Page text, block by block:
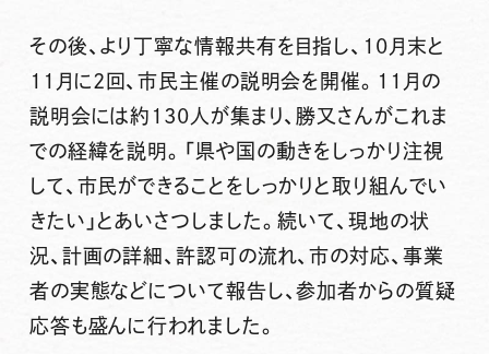
その後、より丁寧な情報共有を目指し、10月末と
11月に2回、市民主催の説明会を開催。11月の
説明会には約130人が集まり、勝又さんがこれま
での経緯を説明。「県や国の動きをしっかり注視
して、市民ができることをしっかりと取り組んでい
きたい」とあいさつしました。続いて、現地の状
況、計画の詳細、許認可の流れ、市の対応、事業
者の実態などについて報告し、参加者からの質疑
応答も盛んに行われました。